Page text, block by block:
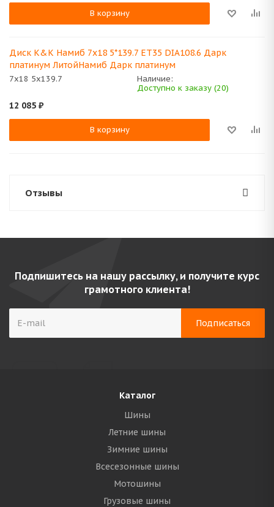
В корзину
Диск K&K Намиб 7x18 5*139.7 ET35 DIA108.6 Дарк
платинум ЛитойНамиб Дарк платинум
7x18 5x139.7
Наличие:
Доступно к заказу (20)
12 085 ₽
В корзину
Отзывы
Подпишитесь на нашу рассылку, и получите курс
грамотного клиента!
Каталог
Шины
Летние шины
Зимние шины
Всесезонные шины
Мотошины
Грузовые шины